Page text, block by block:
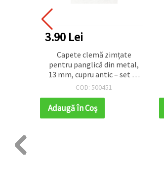
3.90 Lei
Capete clemă zimțate
pentru panglică din metal,
13 mm, cupru antic – set 50
bucăți
COD: 500451
Adaugă în Coş